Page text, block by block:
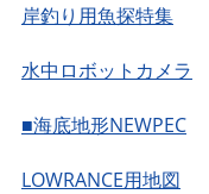
岸釣り用魚探特集
水中ロボットカメラ
■海底地形NEWPEC
LOWRANCE用地図